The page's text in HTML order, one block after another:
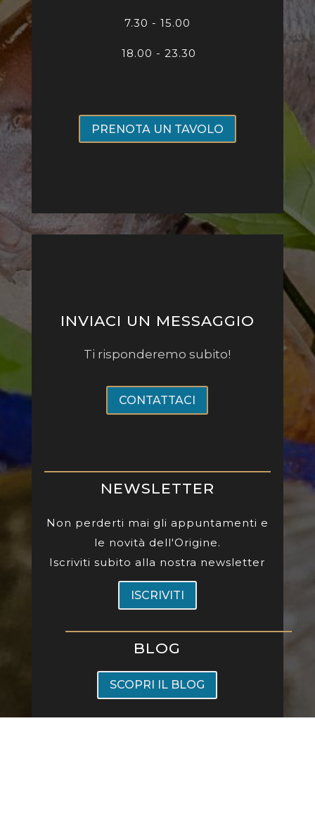
7.30 - 15.00
18.00 - 23.30
PRENOTA UN TAVOLO
INVIACI UN MESSAGGIO
Ti risponderemo subito!
CONTATTACI
NEWSLETTER
Non perderti mai gli appuntamenti e
le novità dell'Origine.
Iscriviti subito alla nostra newsletter
ISCRIVITI
BLOG
SCOPRI IL BLOG